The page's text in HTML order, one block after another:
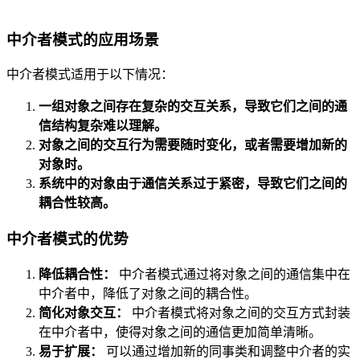
中介者模式的应用场景
中介者模式适用于以下情况：
一组对象之间存在复杂的交互关系，导致它们之间的通
信结构复杂难以理解。
对象之间的交互行为需要随时变化，或者需要增加新的
对象时。
系统中的对象由于通信关系过于紧密，导致它们之间的
耦合性较高。
中介者模式的优势
降低耦合性：
中介者模式通过将对象之间的通信集中在
中介者中，降低了对象之间的耦合性。
简化对象交互：
中介者模式将对象之间的交互方式封装
在中介者中，使得对象之间的通信更加简单清晰。
易于扩展：
可以通过增加新的同事类和调整中介者的实